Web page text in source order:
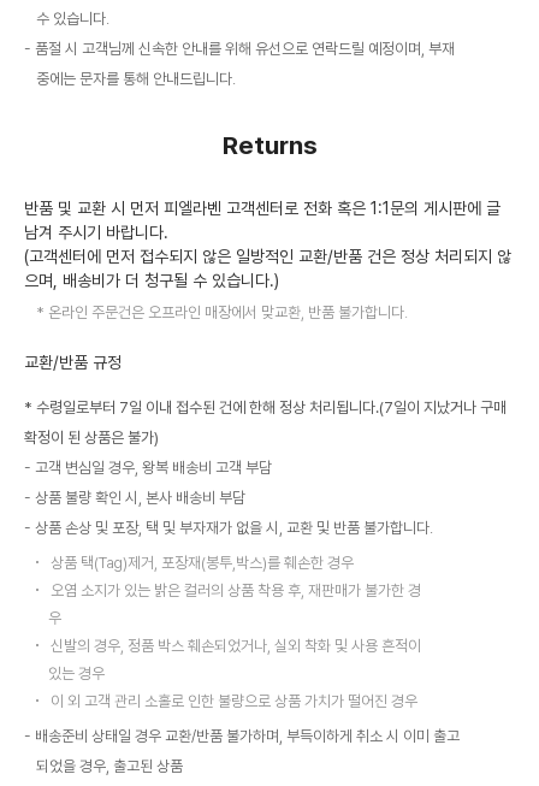
수 있습니다.
품절 시 고객님께 신속한 안내를 위해 유선으로 연락드릴 예정이며, 부재
중에는 문자를 통해 안내드립니다.
Returns
반품 및 교환 시 먼저 피엘라벤 고객센터로 전화 혹은 1:1문의 게시판에 글
남겨 주시기 바랍니다.
(고객센터에 먼저 접수되지 않은 일방적인 교환/반품 건은 정상 처리되지 않
으며, 배송비가 더 청구될 수 있습니다.)
온라인 주문건은 오프라인 매장에서 맞교환, 반품 불가합니다.
교환/반품 규정
* 수령일로부터 7일 이내 접수된 건에 한해 정상 처리됩니다.(7일이 지났거나 구매
확정이 된 상품은 불가)
고객 변심일 경우, 왕복 배송비 고객 부담
상품 불량 확인 시, 본사 배송비 부담
상품 손상 및 포장, 택 및 부자재가 없을 시, 교환 및 반품 불가합니다.
상품 택(Tag)제거, 포장재(봉투,박스)를 훼손한 경우
오염 소지가 있는 밝은 컬러의 상품 착용 후, 재판매가 불가한 경
우
신발의 경우, 정품 박스 훼손되었거나, 실외 착화 및 사용 흔적이
있는 경우
이 외 고객 관리 소홀로 인한 불량으로 상품 가치가 떨어진 경우
배송준비 상태일 경우 교환/반품 불가하며, 부득이하게 취소 시 이미 출고
되었을 경우, 출고된 상품